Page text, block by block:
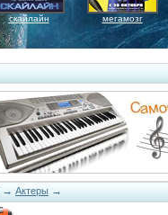
скайлайн мегамозг
→ Актеры →